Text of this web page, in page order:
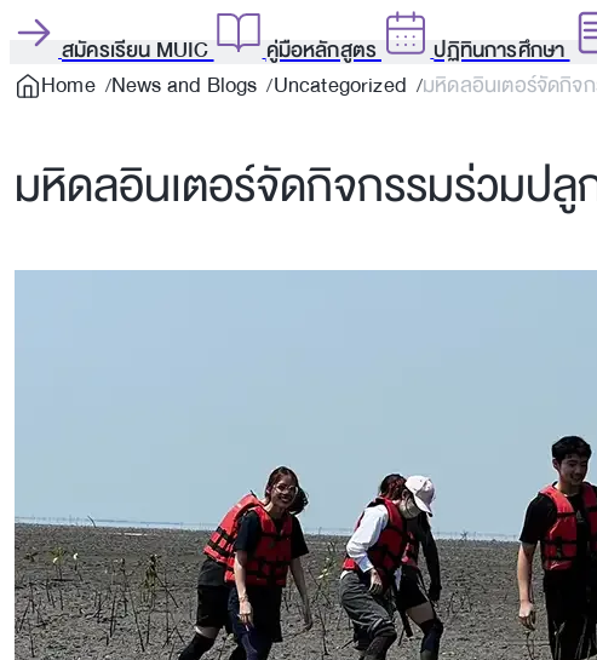
สมัครเรียน MUIC คู่มือหลักสูตร ปฏิทินการศึกษา
Home News and Blogs Uncategorized มหิดลอินเตอร์จัดกิจ
มหิดลอินเตอร์จัดกิจกรรมร่วมปลู